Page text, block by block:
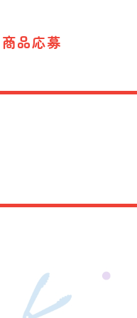
商品応募